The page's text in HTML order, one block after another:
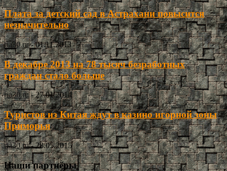
Плата за детский сад в Астрахани повысится
незначительно
ria30.ru - 01.11.2013
В декабре 2013 на 78 тысяч безработных
граждан стало больше
ria30.ru - 27.01.2014
Туристов из Китая ждут в казино игорной зоны
Приморья
ria30.ru - 28.05.2015
Наши партнёры